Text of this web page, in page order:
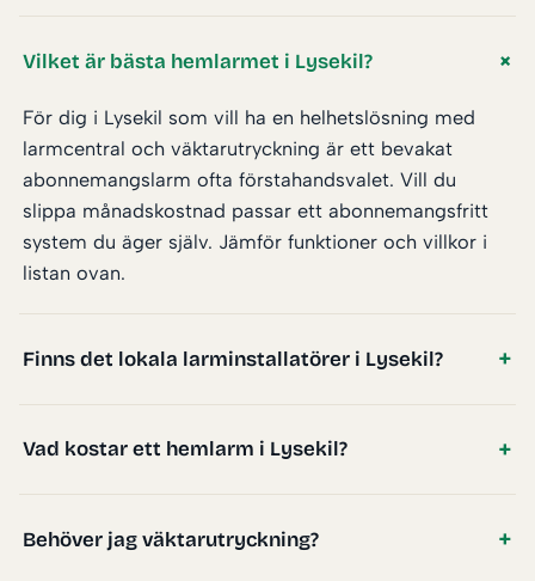
Vilket är bästa hemlarmet i Lysekil?
För dig i Lysekil som vill ha en helhetslösning med
larmcentral och väktarutryckning är ett bevakat
abonnemangslarm ofta förstahandsvalet. Vill du
slippa månadskostnad passar ett abonnemangsfritt
system du äger själv. Jämför funktioner och villkor i
listan ovan.
Finns det lokala larminstallatörer i Lysekil?
Vad kostar ett hemlarm i Lysekil?
Behöver jag väktarutryckning?